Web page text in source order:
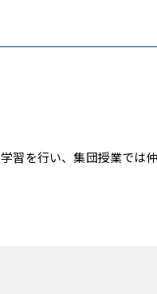
習を行い、集団授業では